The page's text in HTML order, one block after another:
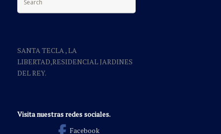
SANTA TECLA , LA
LIBERTAD,RESIDENCIAL JARDINES
DEL REY.
Visita nuestras redes sociales.
Facebook